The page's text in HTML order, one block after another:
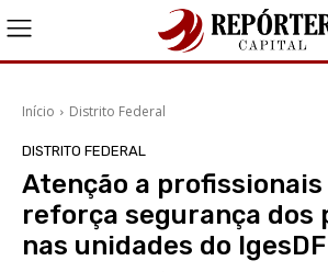
Início Distrito Federal
DISTRITO FEDERAL
Atenção a profissionais
reforça segurança dos
nas unidades do IgesDF